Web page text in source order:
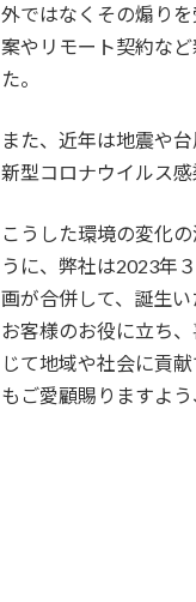
外ではなくその煽り
案やリモート契約な
た。
また、近年は地震や
新型コロナウイルス
こうした環境の変化
うに、弊社は2023年
画が合併して、誕生
お客様のお役に立ち
じて地域や社会に貢
もご愛顧賜りますよ